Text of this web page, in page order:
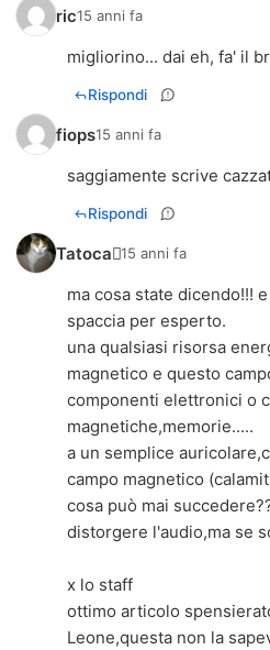
ric15 anni fa
migliorino... dai eh, fa' il
Rispondi
fiops15 anni fa
saggiamente scrive
Rispondi
Tatoca15 anni fa
ma cosa state dicendo!!!
spaccia per esperto.
una qualsiasi risorsa
magnetico e questo
componenti elettronici o
magnetiche,memorie.....
a un semplice
campo magnetico
cosa può mai
distorgere l'audio,ma se
x lo staff
ottimo articolo
Leone,questa non la